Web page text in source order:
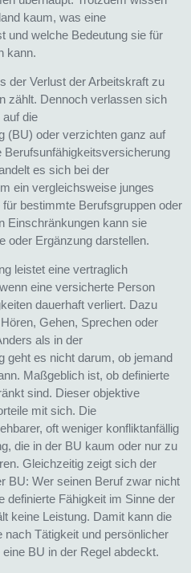
kaum, was eine
und welche Bedeutung sie für
kann.
der Verlust der Arbeitskraft zu
zählt. Dennoch verlassen sich
die
(BU) oder verzichten ganz auf
Berufsunfähigkeitsversicherung
es sich bei der
ein vergleichsweise junges
bestimmte Berufsgruppen oder
Einschränkungen kann sie
oder Ergänzung darstellen.
leistet eine vertraglich
eine versicherte Person
dauerhaft verliert. Dazu
Gehen, Sprechen oder
als in der
geht es nicht darum, ob jemand
Maßgeblich ist, ob definierte
sind. Dieser objektive
mit sich. Die
oft weniger konfliktanfällig
die in der BU kaum oder nur zu
Gleichzeitig zeigt sich der
BU: Wer seinen Beruf zwar nicht
definierte Fähigkeit im Sinne der
keine Leistung. Damit kann die
Tätigkeit und persönlicher
BU in der Regel abdeckt.